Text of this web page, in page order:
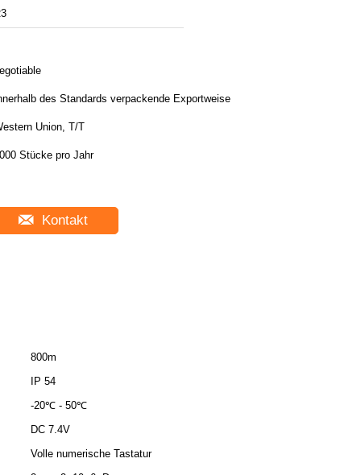
des Standards verpackende Exportweise
Union, T/T
Stücke pro Jahr
Kontakt
800m
IP 54
-20℃ - 50℃
DC 7.4V
Volle numerische Tastatur